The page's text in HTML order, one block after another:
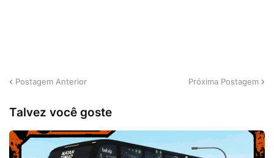
Postagem Anterior Próxima Postagem
Talvez você goste